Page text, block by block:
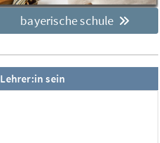
bayerische schule
Lehrer:in sein